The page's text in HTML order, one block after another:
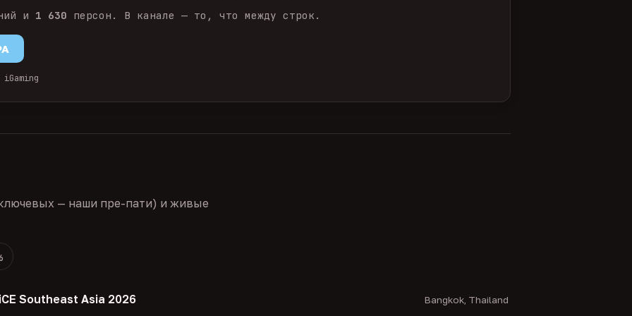
и 1 630 персон. В канале — то, что между строк.
— наши пре-пати) и живые
Southeast Asia 2026 Bangkok, Thailand